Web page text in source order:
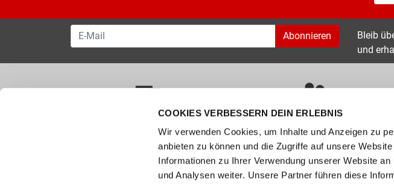
COOKIES VERBESSERN DEIN ERLEBNIS
Wir verwenden Cookies, um Inhalte und Anzeigen zu
anbieten zu können und die Zugriffe auf unsere
Informationen zu Ihrer Verwendung unserer Website
und Analysen weiter. Unsere Partner führen diese
Abonnieren
Bleib
und
Wie können wir helfen? Kundenservice
Hilfe & FAQs